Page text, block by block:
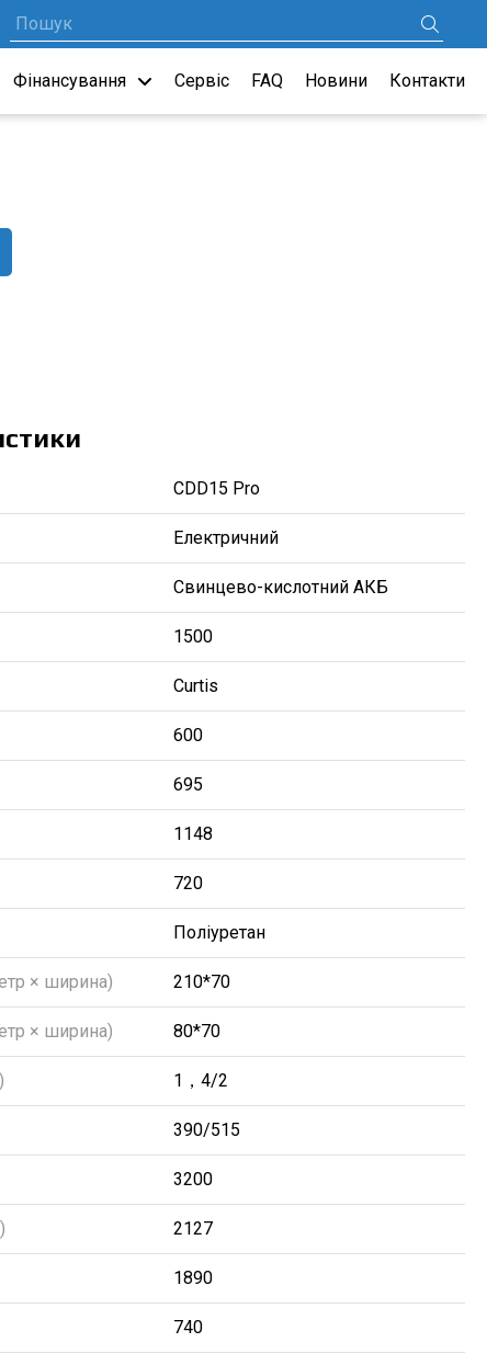
Фінансування Сервіс FAQ Новини Контакти
CDD15 Pro
Електричний
Свинцево-кислотний АКБ
1500
Curtis
600
695
1148
720
Поліуретан
× ширина) 210*70
× ширина) 80*70
1，4/2
390/515
3200
2127
1890
740